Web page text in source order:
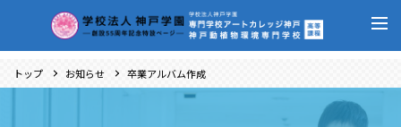
トップ お知らせ 卒業アルバム作成